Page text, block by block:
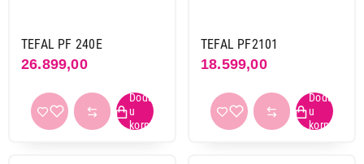
Primeni filtere
TEFAL PF 240E
26.899,00
TEFAL PF2101
18.599,00